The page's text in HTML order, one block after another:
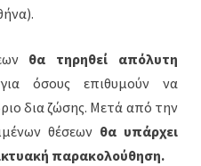
θα τηρηθεί απόλυτη
όσους επιθυμούν να
δια ζώσης. Μετά από την
θέσεων θα υπάρχει
παρακολούθηση.